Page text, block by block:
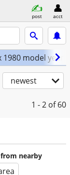
post acct
1980 model year
newest
1 - 2 of 60
nearby